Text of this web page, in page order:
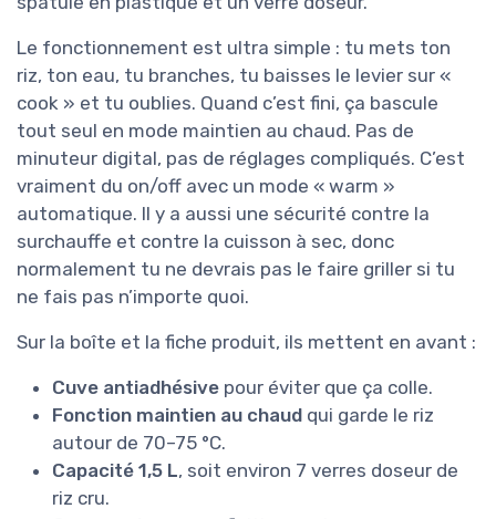
Le fonctionnement est ultra simple : tu mets ton
riz, ton eau, tu branches, tu baisses le levier sur «
cook » et tu oublies. Quand c’est fini, ça bascule
tout seul en mode maintien au chaud. Pas de
minuteur digital, pas de réglages compliqués. C’est
vraiment du on/off avec un mode « warm »
automatique. Il y a aussi une sécurité contre la
surchauffe et contre la cuisson à sec, donc
normalement tu ne devrais pas le faire griller si tu
ne fais pas n’importe quoi.
Sur la boîte et la fiche produit, ils mettent en avant :
Cuve antiadhésive pour éviter que ça colle.
Fonction maintien au chaud qui garde le riz
autour de 70–75 °C.
Capacité 1,5 L, soit environ 7 verres doseur de
riz cru.